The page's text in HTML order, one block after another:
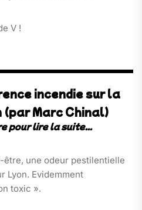
V !
incendie sur la
Marc Chinal)
être, une odeur pestilentielle
Lyon. Evidemment
toxic ».